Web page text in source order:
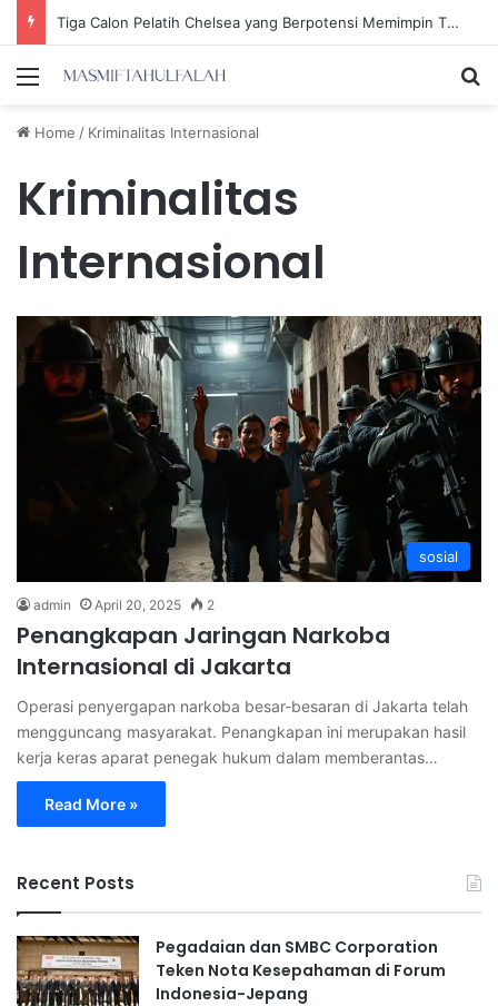
Tiga Calon Pelatih Chelsea yang Berpotensi Memimpin Tim di Musim Depan
Menu
Home / Kriminalitas Internasional
Kriminalitas
Internasional
sosial
admin April 20, 2025 2
Penangkapan Jaringan Narkoba
Internasional di Jakarta
Operasi penyergapan narkoba besar-besaran di Jakarta telah
mengguncang masyarakat. Penangkapan ini merupakan hasil
kerja keras aparat penegak hukum dalam memberantas…
Read More »
Recent Posts
Pegadaian dan SMBC Corporation
Teken Nota Kesepahaman di Forum
Indonesia-Jepang